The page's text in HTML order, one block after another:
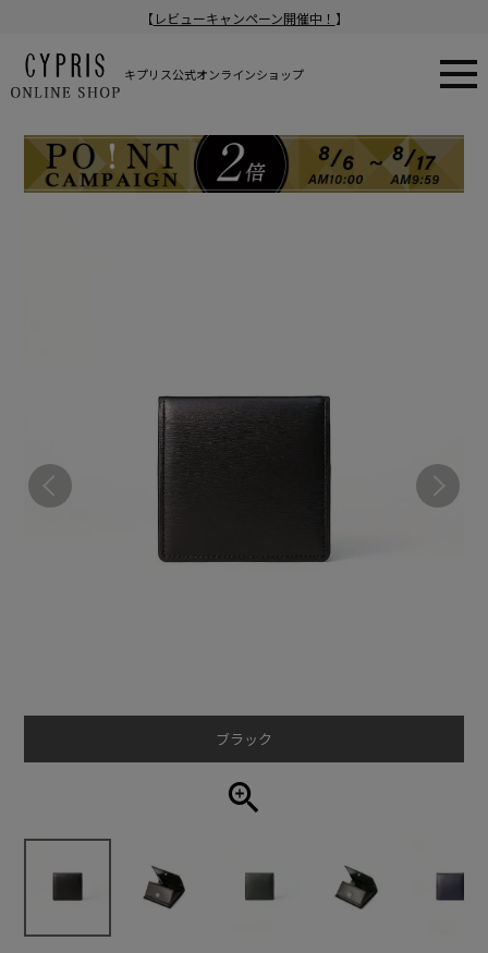
【 レビューキャンペーン開催中！ 】
キプリス公式オンラインショップ
ブラック